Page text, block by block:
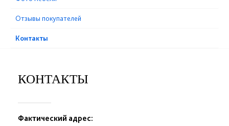
Отзывы покупателей
Контакты
КОНТАКТЫ
Фактический адрес: